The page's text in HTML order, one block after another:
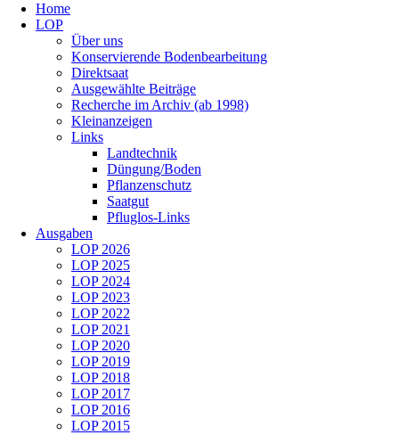
überspringen
Home
LOP
Über uns
Konservierende Bodenbearbeitung
Direktsaat
Ausgewählte Beiträge
Recherche im Archiv (ab 1998)
Kleinanzeigen
Links
Landtechnik
Düngung/Boden
Pflanzenschutz
Saatgut
Pfluglos-Links
Ausgaben
LOP 2026
LOP 2025
LOP 2024
LOP 2023
LOP 2022
LOP 2021
LOP 2020
LOP 2019
LOP 2018
LOP 2017
LOP 2016
LOP 2015